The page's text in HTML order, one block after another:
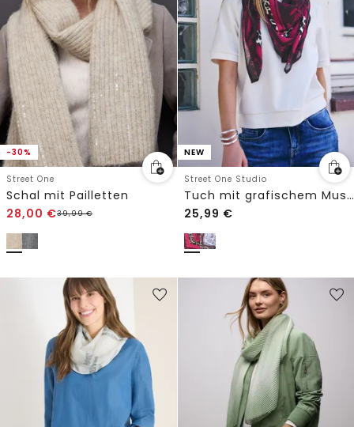
-30%
Street One
Schal mit Pailletten
28,00 €39,99€
NEW
Street One Studio
Tuch mit grafischem Muster
25,99 €